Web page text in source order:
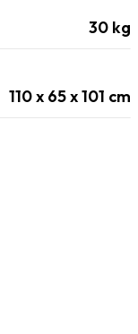
30 kg
110 x 65 x 101 cm